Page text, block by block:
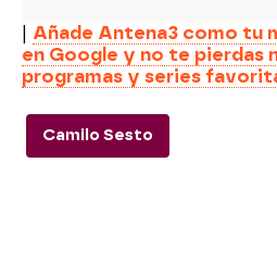
Añade Antena3 como tu
en Google y no te pierdas
programas y series
Camilo Sesto